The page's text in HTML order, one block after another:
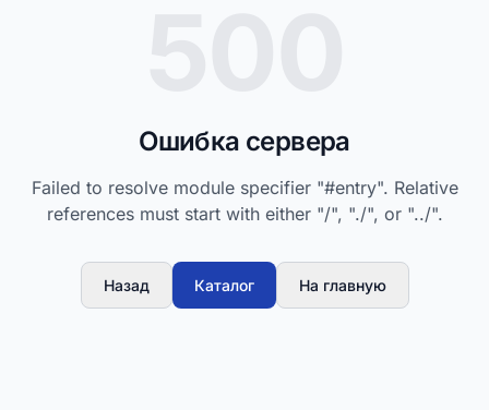
Ошибка сервера
Failed to resolve module specifier "#entry". Relative
references must start with either "/", "./", or "../".
Назад Каталог На главную